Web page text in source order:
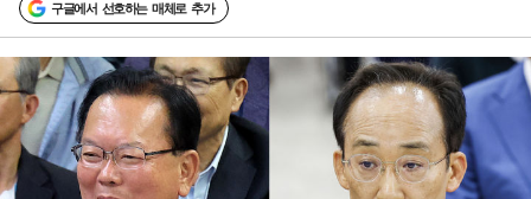
구글에서 선호하는 매체로 추가